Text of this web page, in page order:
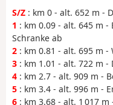
S/Z : km 0 - alt. 652 m -
1 : km 0.09 - alt. 645 m
Schranke ab
2 : km 0.81 - alt. 695 m
3 : km 1.01 - alt. 722 m
4 : km 2.7 - alt. 909 m -
5 : km 3.4 - alt. 996 m -
6 : km 3.68 - alt. 1 017